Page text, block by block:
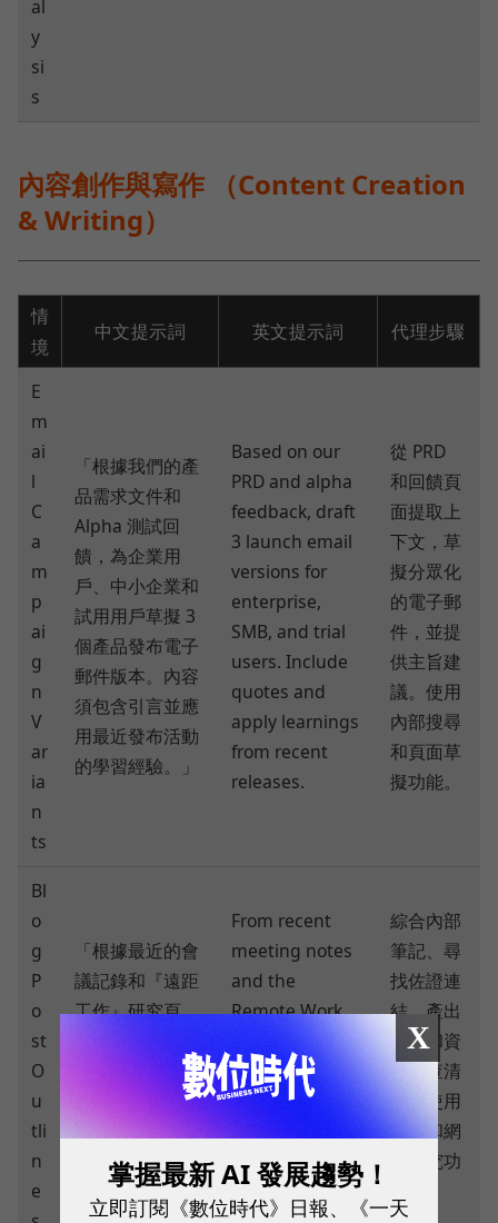
al
y
si
s
內容創作與寫作 （Content Creation
& Writing）
情
境
中文提示詞 英文提示詞 代理步驟
E
m
ai
l
C
a
m
p
ai
g
n
V
ar
ia
n
ts
「根據我們的產
品需求文件和
Alpha 測試回
饋，為企業用
戶、中小企業和
試用用戶草擬 3
個產品發布電子
郵件版本。內容
須包含引言並應
用最近發布活動
的學習經驗。」
Based on our
PRD and alpha
feedback, draft
3 launch email
versions for
enterprise,
SMB, and trial
users. Include
quotes and
apply learnings
from recent
releases.
從 PRD
和回饋頁
面提取上
下文，草
擬分眾化
的電子郵
件，並提
供主旨建
議。使用
內部搜尋
和頁面草
擬功能。
Bl
o
g
P
o
st
O
u
tli
n
e
「根據最近的會
議記錄和『遠距
工作』研究頁
面，建立一份詳
細的部落格大
綱，須包含 5 個
外部資料來
源。」
From recent
meeting notes
and the
Remote Work
research page,
create a
detailed blog
outline with 5
external
sources.
綜合內部
筆記、尋
找佐證連
結、產出
大綱和資
產檢查清
單。使用
搜尋和網
路研究功
X
掌握最新 AI 發展趨勢！
立即訂閱《數位時代》日報、《一天